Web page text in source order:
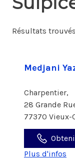
Résultats trouvés
Medjani
Charpentier,
28 Grande
77370 Vieux-
Plus d'infos